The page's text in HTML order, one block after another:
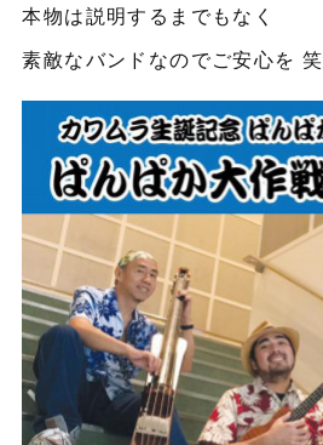
本物は説明するまでもなく
素敵なバンドなのでご安心を 笑